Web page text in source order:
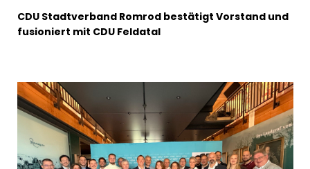
CDU Stadtverband Romrod bestätigt Vorstand und
fusioniert mit CDU Feldatal